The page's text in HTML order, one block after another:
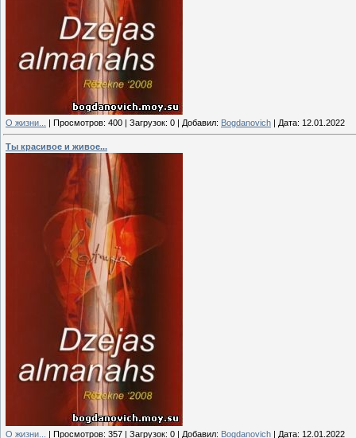
О жизни... | Просмотров: 400 | Загрузок: 0 | Добавил: Bogdanovich | Дата: 12.01.2022
Ты красивое и живое...
О жизни... Просмотров: 357 Загрузок: 0 Добавил: Bogdanovich Дата: 12.01.2022